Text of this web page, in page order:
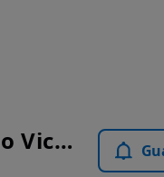
BMW Ovar, São João, Arada e São Vicente de Pereira Jusã - Carros